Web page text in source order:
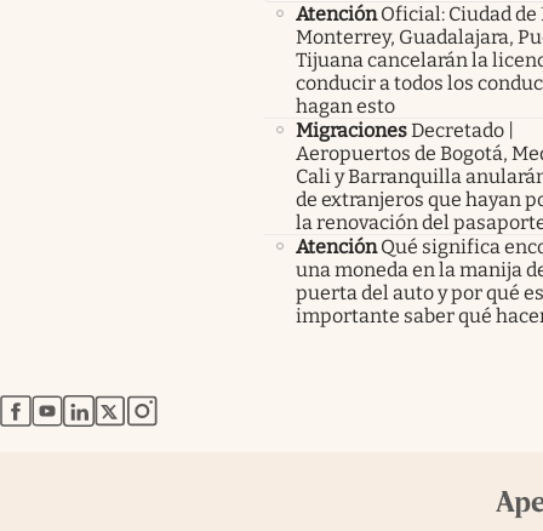
Atención Oficial: Ciudad de
Monterrey, Guadalajara,
Tijuana cancelarán la
conducir a todos los
hagan esto
MigracionesDecretado |
Aeropuertos de Bogotá,
Cali y Barranquilla
de extranjeros que hayan
la renovación del
Atención Qué significa
una moneda en la manija
puerta del auto y por qué es
importante saber qué
abre en nueva pestaña
abre en nueva pestaña
abre en nueva pestaña
abre en nueva pestaña
abre en nueva pestaña